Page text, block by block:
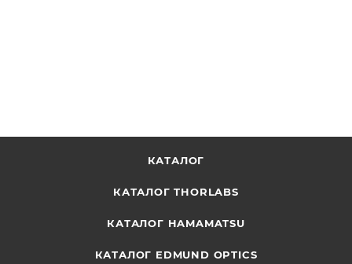
КАТАЛОГ
КАТАЛОГ THORLABS
КАТАЛОГ HAMAMATSU
КАТАЛОГ EDMUND OPTICS